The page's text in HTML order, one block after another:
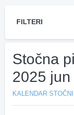
FILTERI
Stočna
2025 jun
KALENDAR